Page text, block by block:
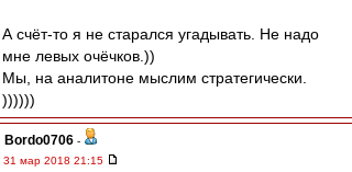
А счёт-то я не старался угадывать. Не надо
мне левых очёчков.))
Мы, на аналитоне мыслим стратегически.
))))))
Bordo0706 -
31 мар 2018 21:15